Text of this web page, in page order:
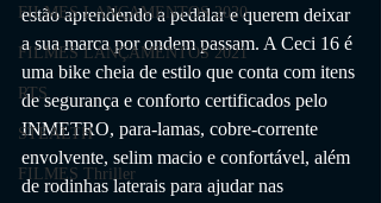
FILMES LANÇAMENTOS 2020
FILMES LANÇAMENTOS 2021
RTS
STEALTH
FILMES Thriller
estão aprendendo a pedalar e querem deixar
a sua marca por ondem passam. A Ceci 16 é
uma bike cheia de estilo que conta com itens
de segurança e conforto certificados pelo
INMETRO, para-lamas, cobre-corrente
envolvente, selim macio e confortável, além
de rodinhas laterais para ajudar nas